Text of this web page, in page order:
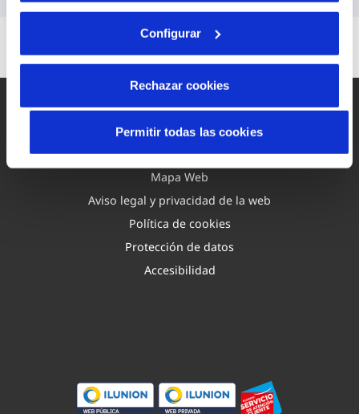
Configurar
Rechazar cookies
Permitir todas las cookies
Mapa Web
Aviso legal y privacidad de la web
Política de cookies
Protección de datos
Accesibilidad